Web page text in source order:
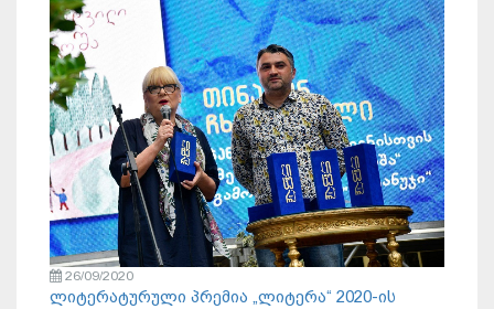
26/09/2020
ლიტერატურული პრემია „ლიტერა“ 2020-ის